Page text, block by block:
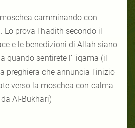
camminando con
Lo prova l’hadith secondo il
e le benedizioni di Allah siano
quando sentirete l’ 'iqama (il
preghiera che annuncia l'inizio
verso la moschea con calma
Al-Bukhari)